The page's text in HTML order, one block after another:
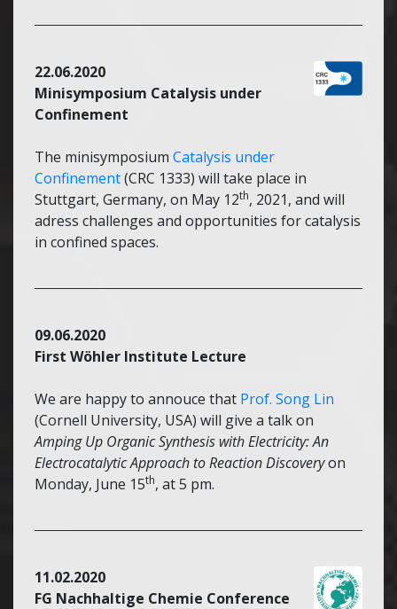
22.06.2020
Minisymposium Catalysis under
Confinement
The minisymposium Catalysis under
Confinement(CRC 1333) will take place in
Stuttgart, Germany, on May 12th, 2021, and will
adress challenges and opportunities for catalysis
in confined spaces.
09.06.2020
First Wöhler Institute Lecture
We are happy to annouce that Prof. Song Lin
(Cornell University, USA) will give a talk on
Amping Up Organic Synthesis with Electricity: An
Electrocatalytic Approach to Reaction Discoveryon
Monday, June 15th, at 5 pm.
11.02.2020
FG Nachhaltige Chemie Conference